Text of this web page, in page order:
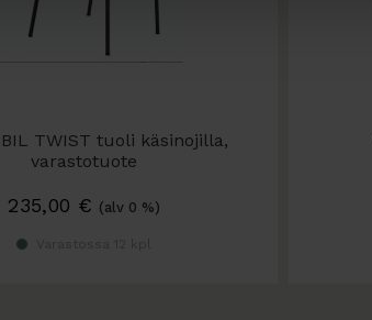
TWIST tuoli käsinojilla,
varastotuote
235,00 € (alv 0 %)